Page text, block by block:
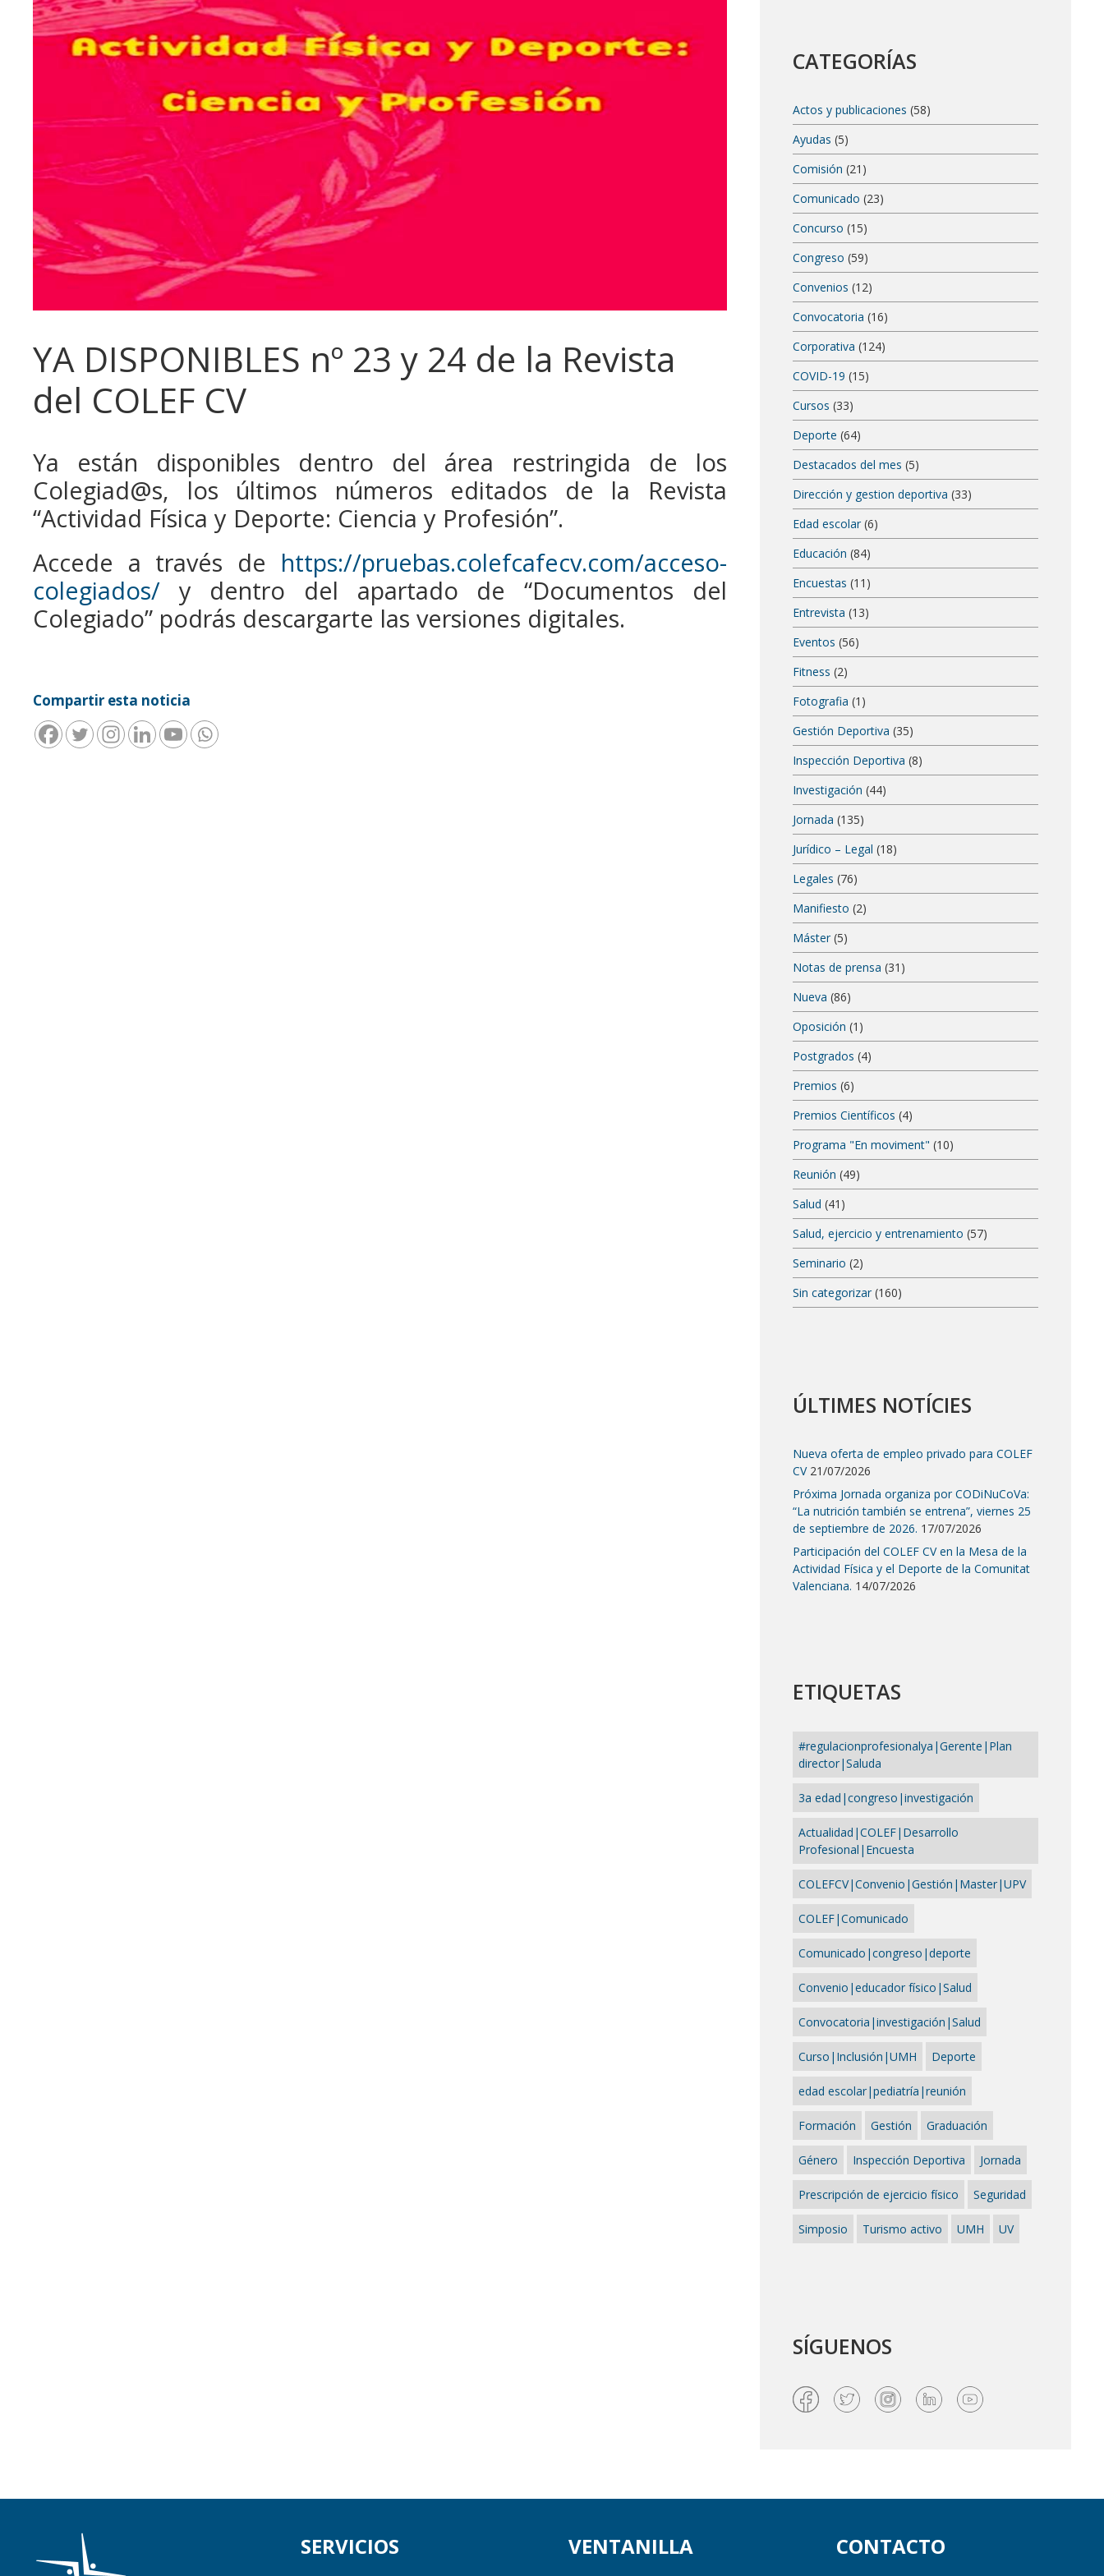
YA DISPONIBLES nº 23 y 24 de la Revista
del COLEF CV
Ya están disponibles dentro del área restringida de los
Colegiad@s, los últimos números editados de la Revista
“Actividad Física y Deporte: Ciencia y Profesión”.
Accede a través de https://pruebas.colefcafecv.com/acceso-
colegiados/ y dentro del apartado de “Documentos del
Colegiado” podrás descargarte las versiones digitales.
Compartir esta noticia
CATEGORÍAS
Actos y publicaciones (58)
Ayudas (5)
Comisión (21)
Comunicado (23)
Concurso (15)
Congreso (59)
Convenios (12)
Convocatoria (16)
Corporativa (124)
COVID-19 (15)
Cursos (33)
Deporte (64)
Destacados del mes (5)
Dirección y gestion deportiva (33)
Edad escolar(6)
Educación (84)
Encuestas (11)
Entrevista (13)
Eventos (56)
Fitness (2)
Fotografia (1)
Gestión Deportiva (35)
Inspección Deportiva (8)
Investigación (44)
Jornada (135)
Jurídico – Legal (18)
Legales (76)
Manifiesto (2)
Máster(5)
Notas de prensa (31)
Nueva (86)
Oposición (1)
Postgrados (4)
Premios (6)
Premios Científicos (4)
Programa "En moviment" (10)
Reunión (49)
Salud (41)
Salud, ejercicio y entrenamiento (57)
Seminario (2)
Sin categorizar(160)
ÚLTIMES NOTÍCIES
Nueva oferta de empleo privado para COLEF
CV 21/07/2026
Próxima Jornada organiza por CODiNuCoVa:
“La nutrición también se entrena”, viernes 25
de septiembre de 2026. 17/07/2026
Participación del COLEF CV en la Mesa de la
Actividad Física y el Deporte de la Comunitat
Valenciana. 14/07/2026
ETIQUETAS
#regulacionprofesionalya|Gerente|Plan
director|Saluda
3a edad|congreso|investigación
Actualidad|COLEF|Desarrollo
Profesional|Encuesta
COLEFCV|Convenio|Gestión|Master|UPV
COLEF|Comunicado
Comunicado|congreso|deporte
Convenio|educador físico|Salud
Convocatoria|investigación|Salud
Curso|Inclusión|UMH Deporte
edad escolar|pediatría|reunión
Formación Gestión Graduación
Género Inspección Deportiva Jornada
Prescripción de ejercicio físico Seguridad
Simposio Turismo activo UMH UV
SÍGUENOS
SERVICIOS VENTANILLA CONTACTO